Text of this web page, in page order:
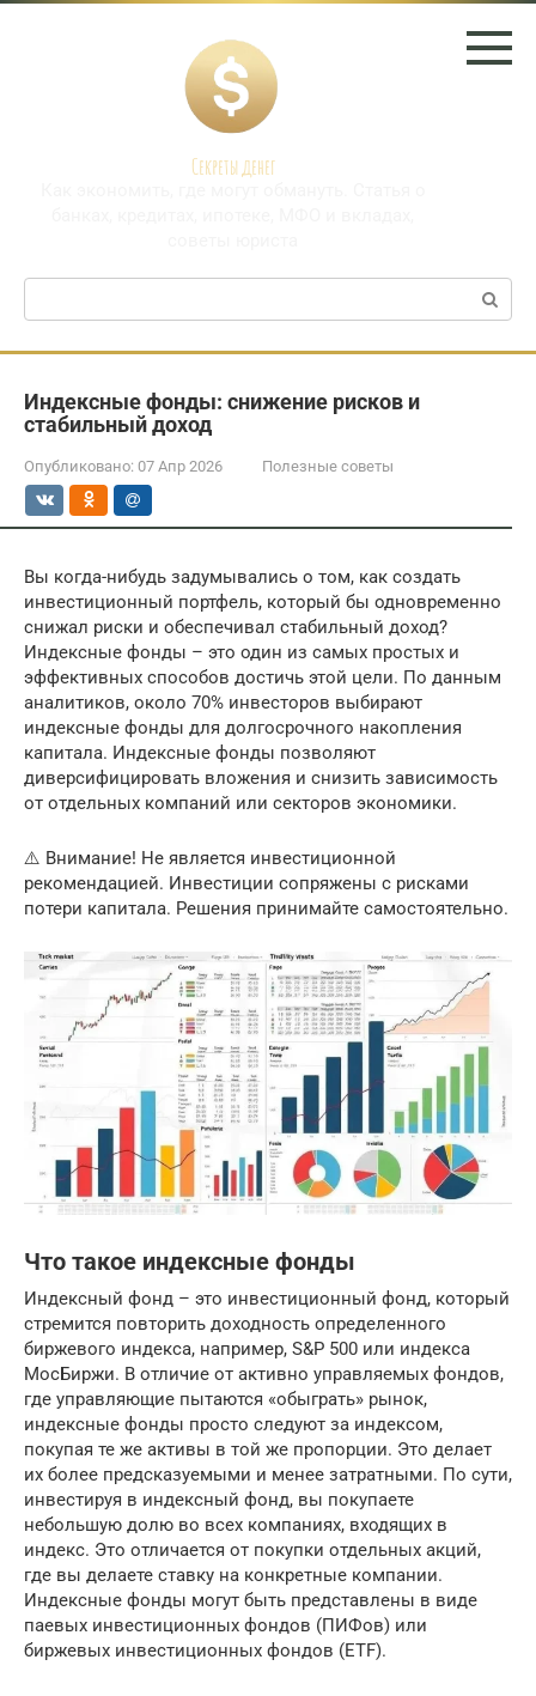
Перейти
Секреты денег
Поиск:
Индексные фонды: снижение рисков и
стабильный доход
Опубликовано: 07 Апр 2026 Полезные советы
Вы когда-нибудь задумывались о том, как создать
инвестиционный портфель, который бы одновременно
снижал риски и обеспечивал стабильный доход?
Индексные фонды – это один из самых простых и
эффективных способов достичь этой цели. По данным
аналитиков, около 70% инвесторов выбирают
индексные фонды для долгосрочного накопления
капитала. Индексные фонды позволяют
диверсифицировать вложения и снизить зависимость
от отдельных компаний или секторов экономики.
⚠️ Внимание! Не является инвестиционной
рекомендацией. Инвестиции сопряжены с рисками
потери капитала. Решения принимайте самостоятельно.
Что такое индексные фонды
Индексный фонд – это инвестиционный фонд, который
стремится повторить доходность определенного
биржевого индекса, например, S&P 500 или индекса
МосБиржи. В отличие от активно управляемых фондов,
где управляющие пытаются «обыграть» рынок,
индексные фонды просто следуют за индексом,
покупая те же активы в той же пропорции. Это делает
их более предсказуемыми и менее затратными. По сути,
инвестируя в индексный фонд, вы покупаете
небольшую долю во всех компаниях, входящих в
индекс. Это отличается от покупки отдельных акций,
где вы делаете ставку на конкретные компании.
Индексные фонды могут быть представлены в виде
паевых инвестиционных фондов (ПИФов) или
биржевых инвестиционных фондов (ETF).